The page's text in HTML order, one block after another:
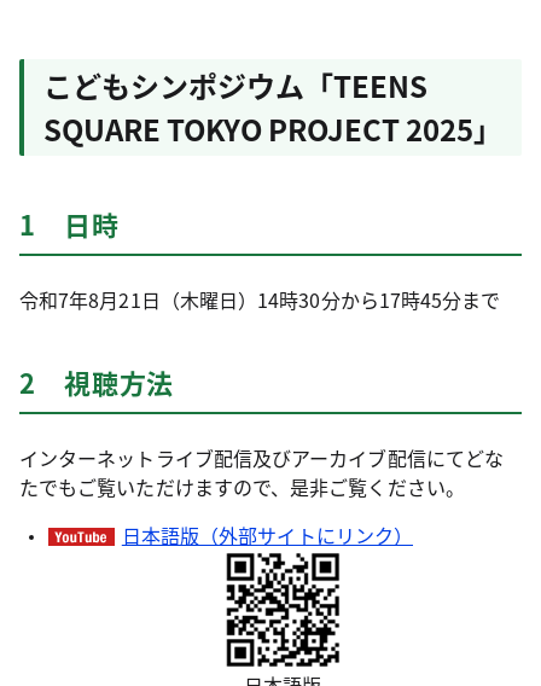
こどもシンポジウム「TEENS
SQUARE TOKYO PROJECT 2025」
1 日時
令和7年8月21日（木曜日）14時30分から17時45分まで
2 視聴方法
インターネットライブ配信及びアーカイブ配信にてどな
たでもご覧いただけますので、是非ご覧ください。
日本語版（外部サイトにリンク）